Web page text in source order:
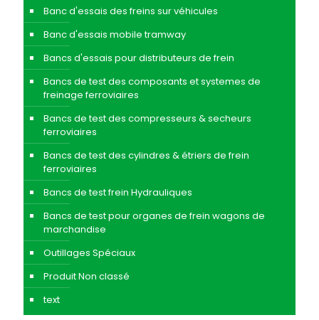
Banc d'essais des freins sur véhicules
Banc d'essais mobile tramway
Bancs d'essais pour distributeurs de frein
Bancs de test des composants et systemes de
freinage ferroviaires
Bancs de test des compresseurs & secheurs
ferroviaires
Bancs de test des cylindres & étriers de frein
ferroviaires
Bancs de test frein Hydrauliques
Bancs de test pour organes de frein wagons de
marchandise
Outillages Spéciaux
Produit Non classé
text